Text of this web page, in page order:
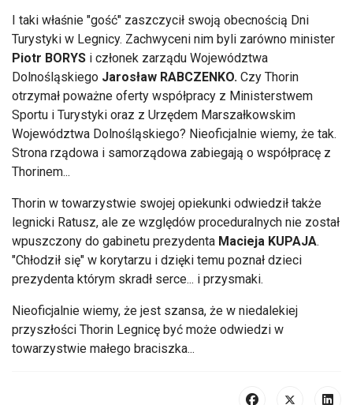
I taki właśnie "gość" zaszczycił swoją obecnością Dni
Turystyki w Legnicy. Zachwyceni nim byli zarówno minister
Piotr BORYS i członek zarządu Województwa
Dolnośląskiego Jarosław RABCZENKO. Czy Thorin
otrzymał poważne oferty współpracy z Ministerstwem
Sportu i Turystyki oraz z Urzędem Marszałkowskim
Województwa Dolnośląskiego? Nieoficjalnie wiemy, że tak.
Strona rządowa i samorządowa zabiegają o współpracę z
Thorinem...
Thorin w towarzystwie swojej opiekunki odwiedził także
legnicki Ratusz, ale ze względów proceduralnych nie został
wpuszczony do gabinetu prezydenta Macieja KUPAJA.
"Chłodził się" w korytarzu i dzięki temu poznał dzieci
prezydenta którym skradł serce... i przysmaki.
Nieoficjalnie wiemy, że jest szansa, że w niedalekiej
przyszłości Thorin Legnicę być może odwiedzi w
towarzystwie małego braciszka...